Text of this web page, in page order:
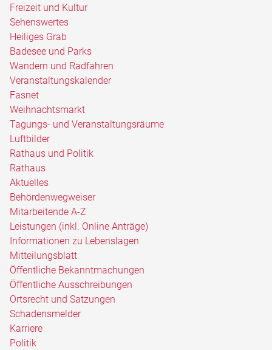
Freizeit und Kultur
Sehenswertes
Heiliges Grab
Badesee und Parks
Wandern und Radfahren
Veranstaltungskalender
Fasnet
Weihnachtsmarkt
Tagungs- und Veranstaltungsräume
Luftbilder
Rathaus und Politik
Rathaus
Aktuelles
Behördenwegweiser
Mitarbeitende A-Z
Leistungen (inkl. Online Anträge)
Informationen zu Lebenslagen
Mitteilungsblatt
Öffentliche Bekanntmachungen
Öffentliche Ausschreibungen
Ortsrecht und Satzungen
Schadensmelder
Karriere
Politik